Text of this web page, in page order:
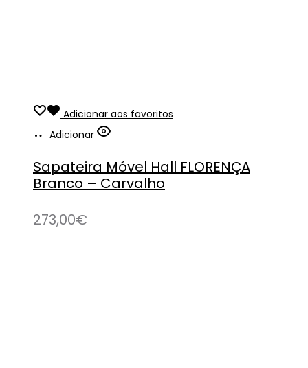
Adicionar aos favoritos
Adicionar
Sapateira Móvel Hall FLORENÇA
Branco – Carvalho
273,00€